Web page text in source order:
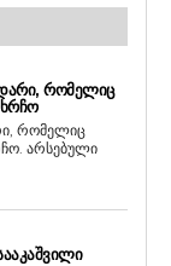
ᲠᲝᲛᲔᲚᲘᲪ
რომელიც
არსებული